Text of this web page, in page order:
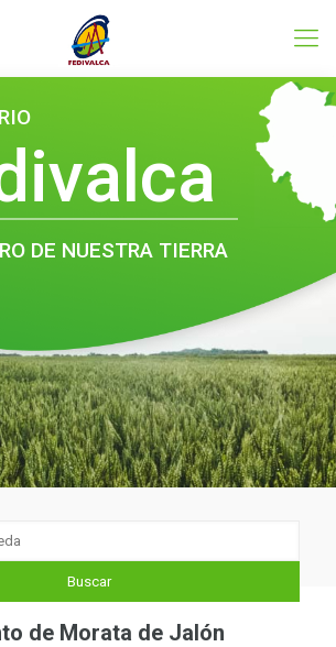
el programa LEADER
DE NUESTRA TIERRA
de Morata de Jalón